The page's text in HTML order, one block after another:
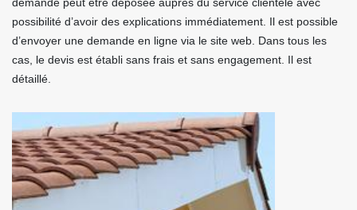
possibilité d’avoir des explications immédiatement. Il est possible
d’envoyer une demande en ligne via le site web. Dans tous les
cas, le devis est établi sans frais et sans engagement. Il est
détaillé.